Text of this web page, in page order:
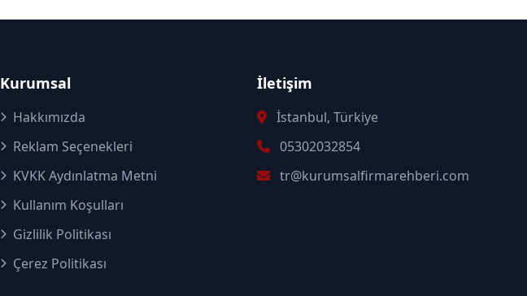
Kurumsal
Hakkımızda
Reklam Seçenekleri
KVKK Aydınlatma Metni
Kullanım Koşulları
Gizlilik Politikası
Çerez Politikası
İletişim
İstanbul, Türkiye
05302032854
tr@kurumsalfirmarehberi.com